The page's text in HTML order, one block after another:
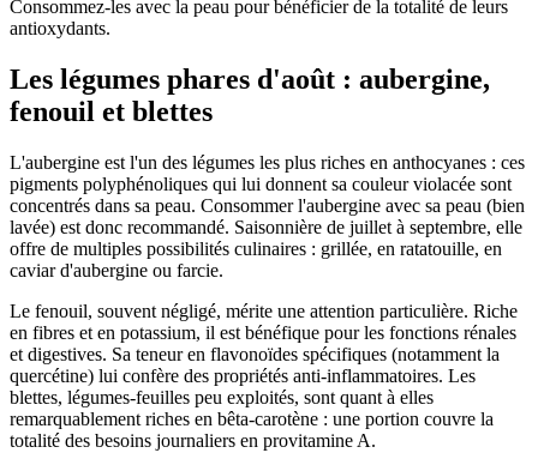
Consommez-les avec la peau pour bénéficier de la totalité de leurs
antioxydants.
Les légumes phares d'août : aubergine,
fenouil et blettes
L'aubergine est l'un des légumes les plus riches en anthocyanes : ces
pigments polyphénoliques qui lui donnent sa couleur violacée sont
concentrés dans sa peau. Consommer l'aubergine avec sa peau (bien
lavée) est donc recommandé. Saisonnière de juillet à septembre, elle
offre de multiples possibilités culinaires : grillée, en ratatouille, en
caviar d'aubergine ou farcie.
Le fenouil, souvent négligé, mérite une attention particulière. Riche
en fibres et en potassium, il est bénéfique pour les fonctions rénales
et digestives. Sa teneur en flavonoïdes spécifiques (notamment la
quercétine) lui confère des propriétés anti-inflammatoires. Les
blettes, légumes-feuilles peu exploités, sont quant à elles
remarquablement riches en bêta-carotène : une portion couvre la
totalité des besoins journaliers en provitamine A.